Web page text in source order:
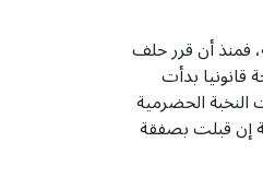
فمنذ أن قرر حلف
قانونيا بدأت
الحضرمية
تحت وطأة وضغط القبيلة إن قبلت بصفقة